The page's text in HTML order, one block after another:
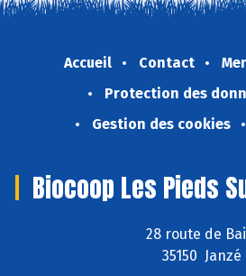
Accueil Contact
Protection des
Gestion des cookies
Biocoop Les Pieds
28 route de
35150 Janzé